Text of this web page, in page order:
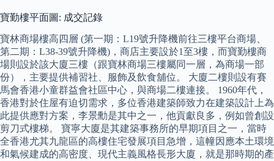
寶勤樓平面圖: 成交記錄
寶林商場樓高四層 (第一期：L19號升降機前往三樓平台商場、
第二期：L38-39號升降機)，商店主要設於1至3樓，而寶勤樓商
場則設於該大廈三樓（跟寶林商場三樓屬同一層，為商場一部
份），主要提供補習社、服飾及飲食舖位。 大廈二樓則設有賽
馬會香港小童群益會社區中心，與商場二樓連接。 1960年代，
香港對於住屋有迫切需求，多位香港建築師致力在建築設計上為
此提供應對方案，李景勳是其中之一，他貢獻良多，例如曾創設
剪刀式樓梯。 寶寧大廈是其建築事務所的早期項目之一，當時
全香港尤其九龍區的高樓住宅發展項目急增，這幢因應本土環境
和氣候建成的高密度、現代主義風格長形大廈，就是那時期的產